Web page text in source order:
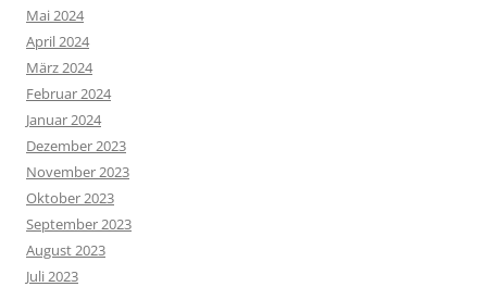
Mai 2024
April 2024
März 2024
Februar 2024
Januar 2024
Dezember 2023
November 2023
Oktober 2023
September 2023
August 2023
Juli 2023